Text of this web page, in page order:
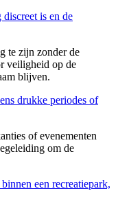
is en de
te zijn zonder de
veiligheid op de
blijven.
drukke periodes of
of evenementen
om de
een recreatiepark,